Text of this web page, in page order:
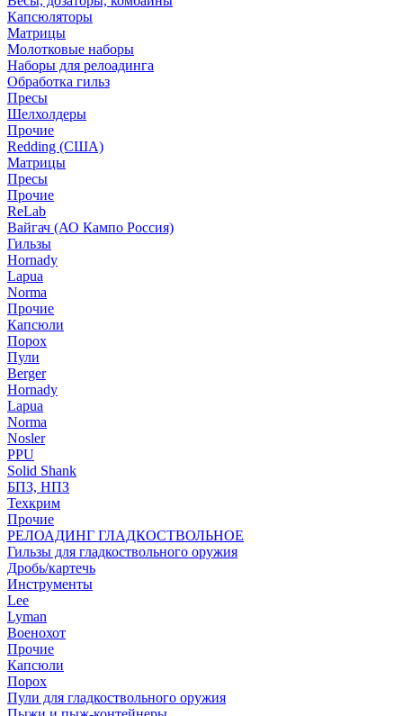
Капсюляторы
Матрицы
Молотковые наборы
Наборы для релоадинга
Обработка гильз
Пресы
Шелхолдеры
Прочие
Redding (США)
Матрицы
Пресы
Прочие
ReLab
Вайгач (АО Кампо Россия)
Гильзы
Hornady
Lapua
Norma
Прочие
Капсюли
Порох
Пули
Berger
Hornady
Lapua
Norma
Nosler
PPU
Solid Shank
БПЗ, НПЗ
Техкрим
Прочие
РЕЛОАДИНГ ГЛАДКОСТВОЛЬНОЕ
Гильзы для гладкоствольного оружия
Дробь/картечь
Инструменты
Lee
Lyman
Военохот
Прочие
Капсюли
Порох
Пули для гладкоствольного оружия